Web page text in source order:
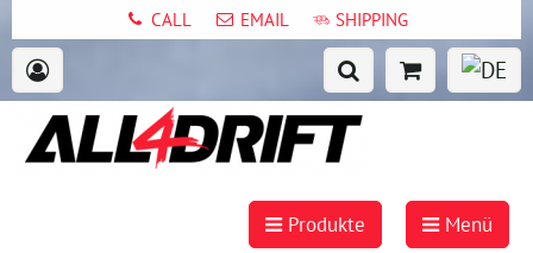
CALL EMAIL SHIPPING
Produkte Menü